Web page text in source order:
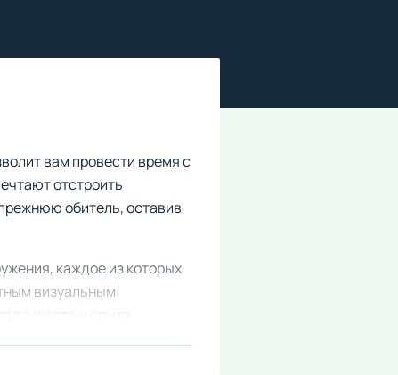
вам провести время с
отстроить
обитель, оставив
каждое из которых
визуальным